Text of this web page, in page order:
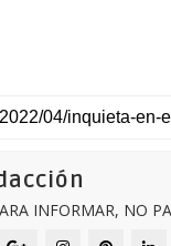
INFORMAR, NO